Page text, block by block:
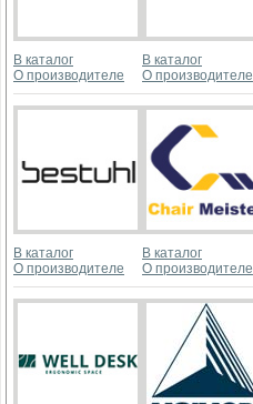
В каталог
О производителе
В каталог
О производителе
В каталог
О производителе
В каталог
О производителе